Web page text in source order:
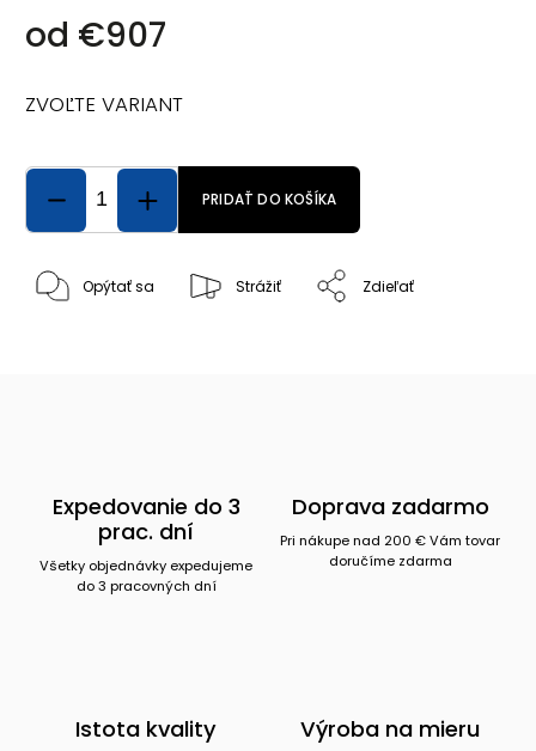
od €907
ZVOĽTE VARIANT
PRIDAŤ DO KOŠÍKA
Opýtať sa Strážiť Zdieľať
Expedovanie do 3
prac. dní
Všetky objednávky expedujeme
do 3 pracovných dní
Doprava zadarmo
Pri nákupe nad 200 € Vám tovar
doručíme zdarma
Istota kvality Výroba na mieru